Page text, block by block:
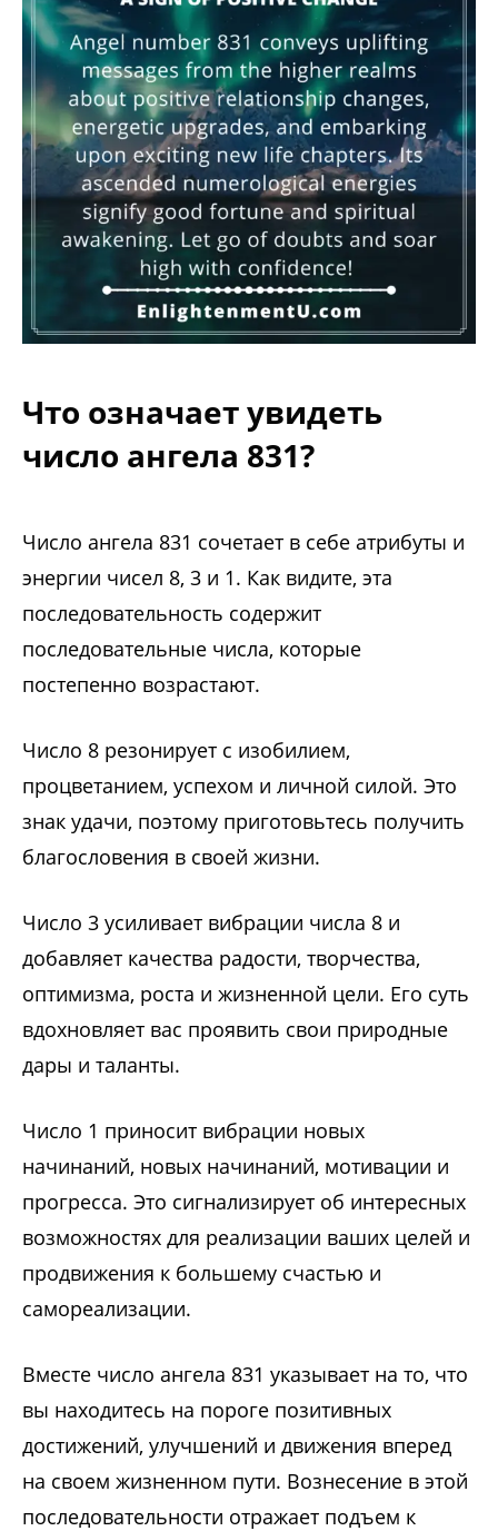
Что означает увидеть
число ангела 831?
Число ангела 831 сочетает в себе атрибуты и
энергии чисел 8, 3 и 1. Как видите, эта
последовательность содержит
последовательные числа, которые
постепенно возрастают.
Число 8 резонирует с изобилием,
процветанием, успехом и личной силой. Это
знак удачи, поэтому приготовьтесь получить
благословения в своей жизни.
Число 3 усиливает вибрации числа 8 и
добавляет качества радости, творчества,
оптимизма, роста и жизненной цели. Его суть
вдохновляет вас проявить свои природные
дары и таланты.
Число 1 приносит вибрации новых
начинаний, новых начинаний, мотивации и
прогресса. Это сигнализирует об интересных
возможностях для реализации ваших целей и
продвижения к большему счастью и
самореализации.
Вместе число ангела 831 указывает на то, что
вы находитесь на пороге позитивных
достижений, улучшений и движения вперед
на своем жизненном пути. Вознесение в этой
последовательности отражает подъем к